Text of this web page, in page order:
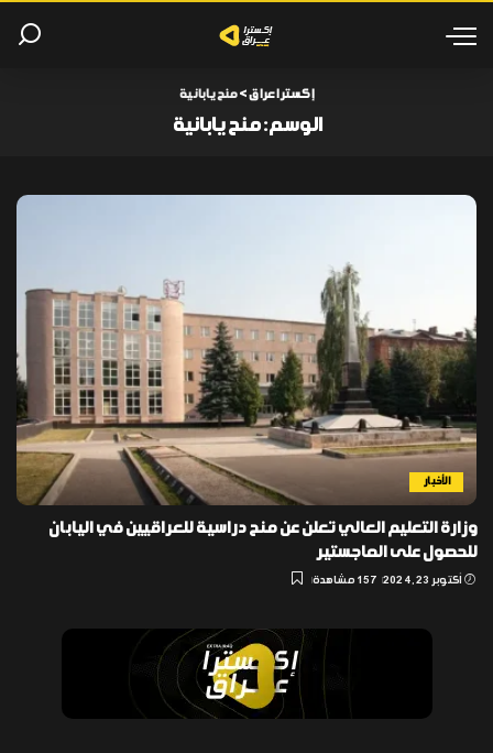
إكسترا عراق>منح يابانية
الوسم:منح يابانية
الأخبار
وزارة التعليم العالي تعلن عن منح دراسية للعراقيين في اليابان
للحصول على الماجستير
أكتوبر 23, 2024 157 مشاهدة